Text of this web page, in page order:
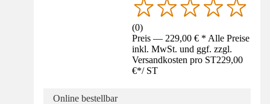
(0)
Preis — 229,00 € * Alle Preise
inkl. MwSt. und ggf. zzgl.
Versandkosten pro ST229,00
€*/ ST
Online bestellbar